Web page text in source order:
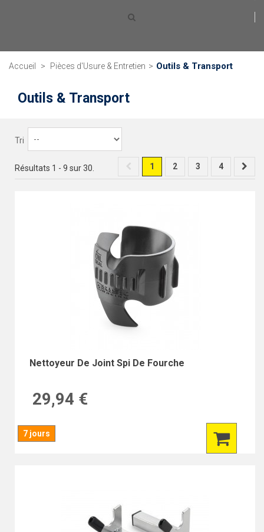
Accueil > Pièces d'Usure & Entretien > Outils & Transport
Outils & Transport
Tri
1 2 3 4
Résultats 1 - 9 sur 30.
Nettoyeur De Joint Spi De Fourche
29,94 €
7 jours